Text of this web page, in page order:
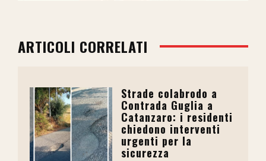
ARTICOLI CORRELATI
Strade colabrodo a
Contrada Guglia a
Catanzaro: i residenti
chiedono interventi
urgenti per la
sicurezza